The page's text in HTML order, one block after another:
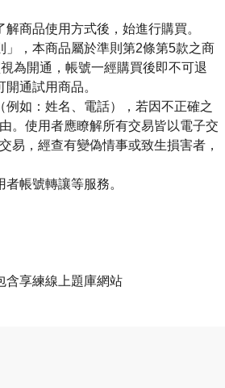
商品使用方式後，始進行購買。
，本商品屬於準則第2條第5款之商
為開通，帳號一經購買後即不可退
通試用商品。
如：姓名、電話），若因不正確之
。使用者應瞭解所有交易皆以電子交
易，經查有變偽情事或致生損害者，
帳號轉讓等服務。
含享練線上題庫網站